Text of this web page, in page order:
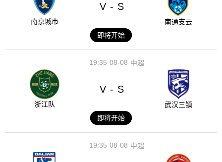
南京城市
V - S
南通支云
即将开始
08-08
19:35 中超
浙江队
V - S
武汉三镇
即将开始
08-08
19:35 中超